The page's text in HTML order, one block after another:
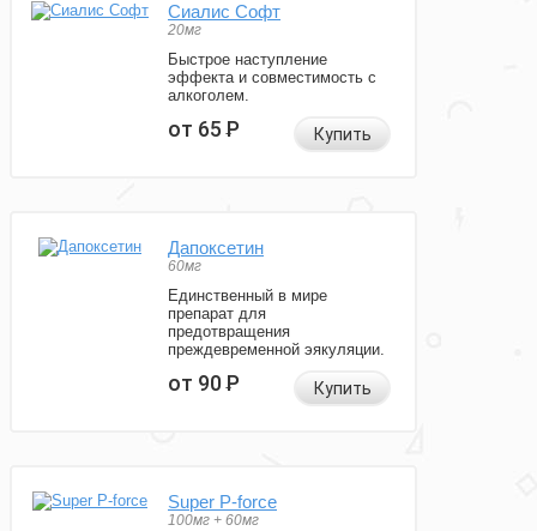
Сиалис Софт
20мг
Быстрое наступление
эффекта и совместимость с
алкоголем.
от 65Р Купить
Дапоксетин
60мг
Единственный в мире
препарат для
предотвращения
преждевременной эякуляции.
от 90Р Купить
Super P-force
100мг + 60мг